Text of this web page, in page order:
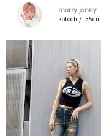
merry jenny
kotochi/155cm